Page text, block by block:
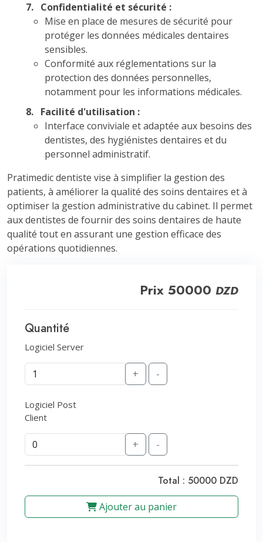
7. Confidentialité et sécurité :
Mise en place de mesures de sécurité pour
protéger les données médicales dentaires
sensibles.
Conformité aux réglementations sur la
protection des données personnelles,
notamment pour les informations médicales.
8. Facilité d'utilisation :
Interface conviviale et adaptée aux besoins des
dentistes, des hygiénistes dentaires et du
personnel administratif.
Pratimedic dentiste vise à simplifier la gestion des
patients, à améliorer la qualité des soins dentaires et à
optimiser la gestion administrative du cabinet. Il permet
aux dentistes de fournir des soins dentaires de haute
qualité tout en assurant une gestion efficace des
opérations quotidiennes.
Prix 50000 DZD
Quantité
Logiciel Server
+ -
Logiciel Post
Client
+ -
Total : 50000 DZD
Ajouter au panier